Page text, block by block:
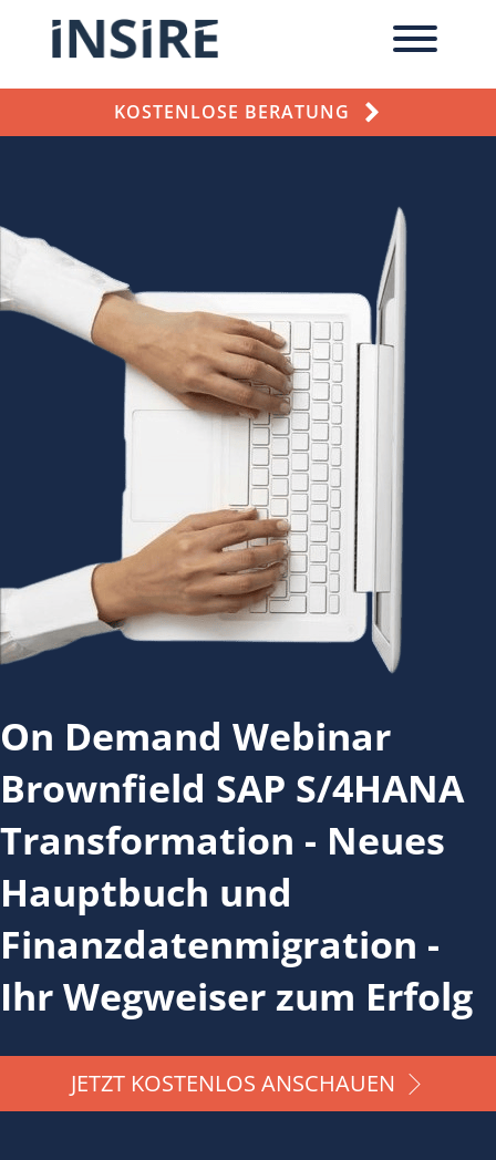
KOSTENLOSE BERATUNG
On Demand Webinar
Brownfield SAP S/4HANA
Transformation - Neues
Hauptbuch und
Finanzdatenmigration -
Ihr Wegweiser zum Erfolg
JETZT KOSTENLOS ANSCHAUEN